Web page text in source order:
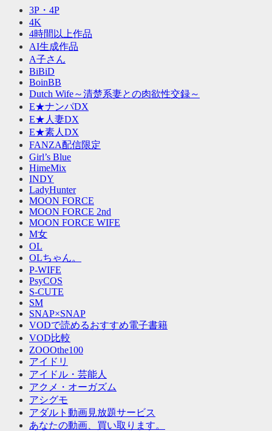
3P・4P
4K
4時間以上作品
AI生成作品
A子さん
BiBiD
BoinBB
Dutch Wife～清楚系妻との肉欲性交録～
E★ナンパDX
E★人妻DX
E★素人DX
FANZA配信限定
Girl’s Blue
HimeMix
INDY
LadyHunter
MOON FORCE
MOON FORCE 2nd
MOON FORCE WIFE
M女
OL
OLちゃん。
P-WIFE
PsyCOS
S-CUTE
SM
SNAP×SNAP
VODで読めるおすすめ電子書籍
VOD比較
ZOOOthe100
アイドリ
アイドル・芸能人
アクメ・オーガズム
アシグモ
アダルト動画見放題サービス
あなたの動画、買い取ります。